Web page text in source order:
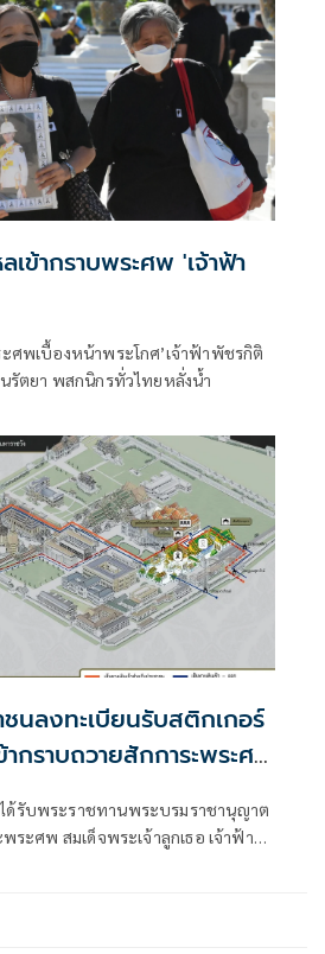
ข้ากราบพระศพ 'เจ้าฟ้า
ศพเบื้องหน้าพระโกศ’เจ้าฟ้าพัชรกิติ
รัตยา พสกนิกรทั่วไทยหลั่งน้ำ
นลงทะเบียนรับสติกเกอร์
กราบถวายสักการะพระศพ
'
ด้รับพระราชทานพระบรมราชานุญาต
พระศพ สมเด็จพระเจ้าลูกเธอ เจ้าฟ้า